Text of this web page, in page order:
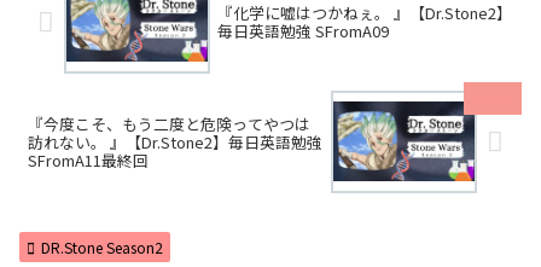
『化学に嘘はつかねぇ。 』【Dr.Stone2】
毎日英語勉強 SFromA09
『今度こそ、もう二度と危険ってやつは
訪れない。 』【Dr.Stone2】毎日英語勉強
SFromA11最終回
DR.Stone Season2